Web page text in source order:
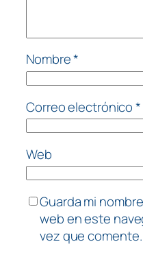
Nombre*
Correo electrónico*
Web
Guarda mi
web en este
vez que comente.